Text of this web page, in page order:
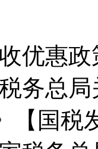
惠政
务总
【国税